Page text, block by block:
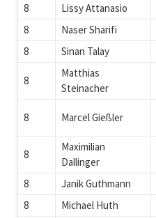
8
Lissy Attanasio
8
Naser Sharifi
8
Sinan Talay
8
Matthias
Steinacher
8 Marcel Gießler
8
Maximilian
Dallinger
8 Janik Guthmann
8
Michael Huth